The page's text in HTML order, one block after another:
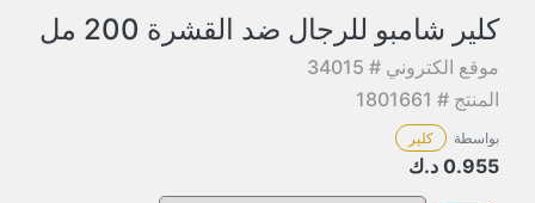
كلير شامبو للرجال ضد القشرة 200 مل
موقع الكتروني # 34015
المنتج # 1801661
بواسطة كلير
0.955 د.ك